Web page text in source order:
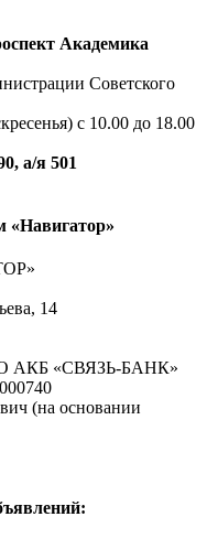
Академика
Советского
с 10.00 до 18.00
а/я 501
«Навигатор»
14
«СВЯЗЬ-БАНК»
(на основании